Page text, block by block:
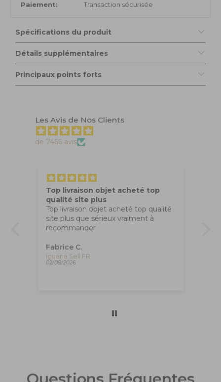
Paiement:
Transaction sécurisée
Spécifications du produit
Détails supplémentaires
Principaux points forts
Les Avis de Nos Clients
de 7466 avis
Top livraison objet acheté top
qualité site plus
Top livraison objet acheté top qualité
site plus que sérieux vraiment à
recommander
Fabrice C.
Iguana Sell FR
02/08/2026